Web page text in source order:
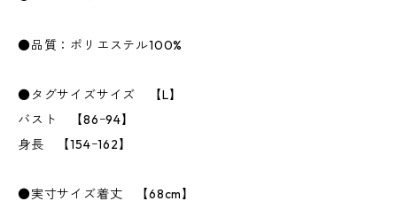
●品質：ポリエステル100%
●タグサイズサイズ 【L】
バスト 【86ｰ94】
身長 【154ｰ162】
●実寸サイズ着丈 【68cm】